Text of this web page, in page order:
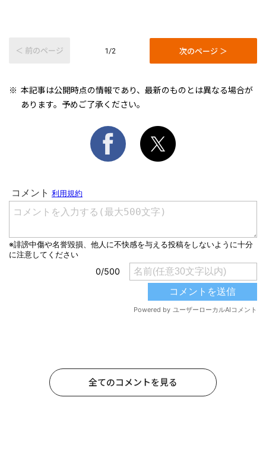
＜ 前のページ 1/2 次のページ ＞
本記事は公開時点の情報であり、最新のものとは異なる場合が
あります。予めご了承ください。
全てのコメントを見る